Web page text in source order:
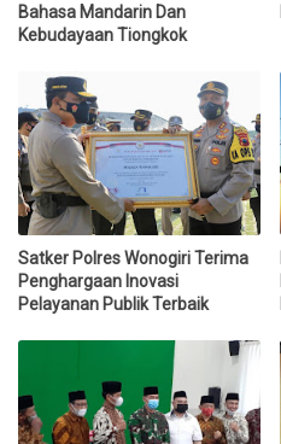
Bahasa Mandarin Dan
Kebudayaan Tiongkok
Satker Polres Wonogiri Terima
Penghargaan Inovasi
Pelayanan Publik Terbaik